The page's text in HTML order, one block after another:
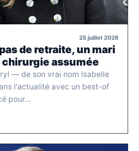
25 juillet 2026
de retraite, un mari
assumée
— de son vrai nom Isabelle
l'actualité avec un best-of
pour…